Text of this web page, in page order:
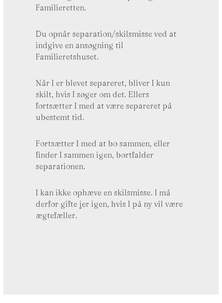
Familieretten.
Du opnår separation/skilsmisse ved at
indgive en ansøgning til
Familieretshuset.
Når I er blevet separeret, bliver I kun
skilt, hvis I søger om det. Ellers
fortsætter I med at være separeret på
ubestemt tid.
Fortsætter I med at bo sammen, eller
finder I sammen igen, bortfalder
separationen.
I kan ikke ophæve en skilsmisse. I må
derfor gifte jer igen, hvis I på ny vil være
ægtefæller.